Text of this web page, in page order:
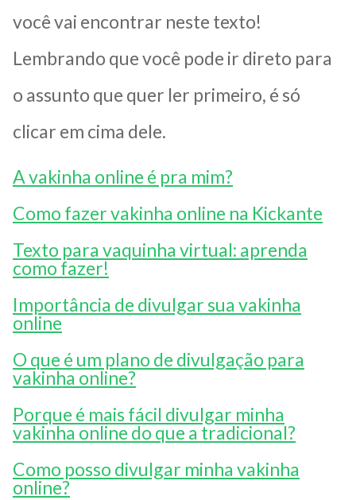
você vai encontrar neste texto!
Lembrando que você pode ir direto para
o assunto que quer ler primeiro, é só
clicar em cima dele.
A vakinha online é pra mim?
Como fazer vakinha online na Kickante
Texto para vaquinha virtual: aprenda
como fazer!
Importância de divulgar sua vakinha
online
O que é um plano de divulgação para
vakinha online?
Porque é mais fácil divulgar minha
vakinha online do que a tradicional?
Como posso divulgar minha vakinha
online?